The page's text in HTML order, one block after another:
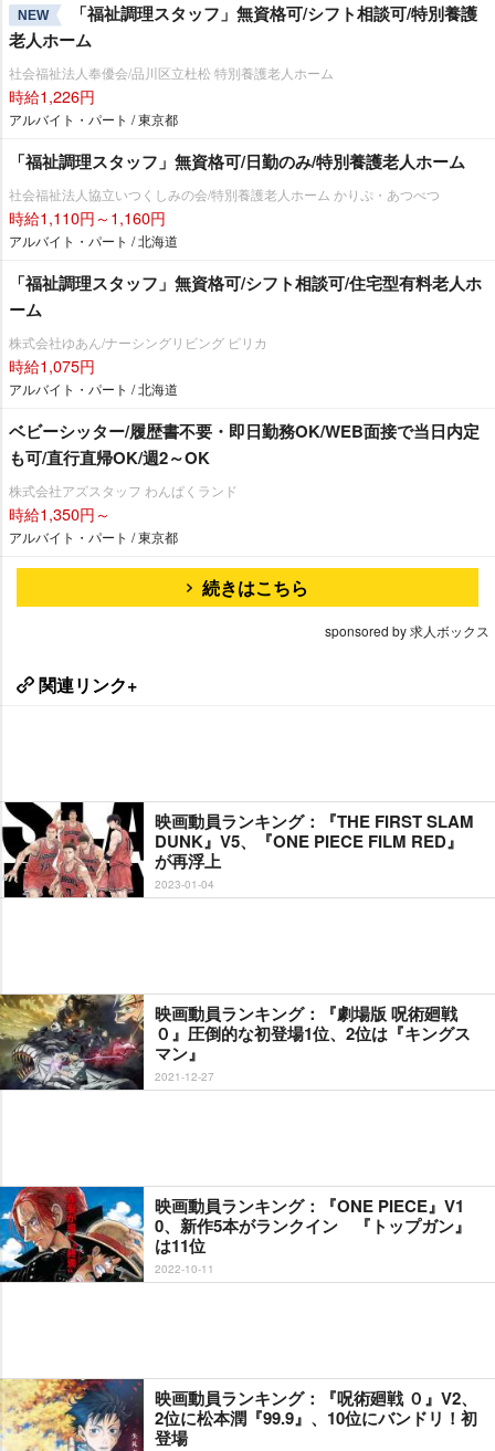
NEW
「福祉調理スタッフ」無資格可/シフト相談可/特別養護
老人ホーム
社会福祉法人奉優会/品川区立杜松 特別養護老人ホーム
時給1,226円
アルバイト・パート / 東京都
「福祉調理スタッフ」無資格可/日勤のみ/特別養護老人ホーム
社会福祉法人協立いつくしみの会/特別養護老人ホーム かりぷ・あつべつ
時給1,110円～1,160円
アルバイト・パート / 北海道
「福祉調理スタッフ」無資格可/シフト相談可/住宅型有料老人ホ
ーム
株式会社ゆあん/ナーシングリビング ピリカ
時給1,075円
アルバイト・パート / 北海道
ベビーシッター/履歴書不要・即日勤務OK/WEB面接で当日内定
も可/直行直帰OK/週2～OK
株式会社アズスタッフ わんぱくランド
時給1,350円～
アルバイト・パート / 東京都
続きはこちら
sponsored by 求人ボックス
関連リンク+
映画動員ランキング：『THE FIRST SLAM
DUNK』V5、『ONE PIECE FILM RED』
が再浮上
2023-01-04
映画動員ランキング：『劇場版 呪術廻戦
０』圧倒的な初登場1位、2位は『キングス
マン』
2021-12-27
映画動員ランキング：『ONE PIECE』V1
0、新作5本がランクイン 『トップガン』
は11位
2022-10-11
映画動員ランキング：『呪術廻戦 ０』V2、
2位に松本潤『99.9』、10位にバンドリ！初
登場